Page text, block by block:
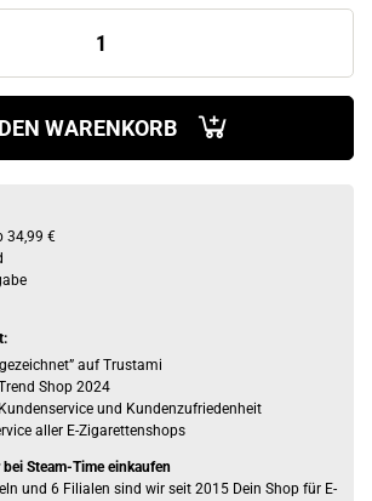
WARENKORB
34,99 €
auf Trustami
Shop 2024
und Kundenzufriedenheit
aller E-Zigarettenshops
Steam-Time einkaufen
und 6 Filialen sind wir seit 2015 Dein Shop für E-